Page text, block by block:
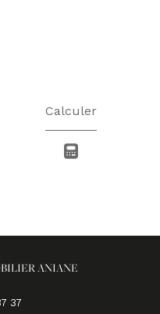
Calculer
ANIANE
37